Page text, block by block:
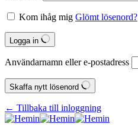
Kom ihåg mig Glömt lösenord?
Logga in
Användarnamn eller e‑postadress
Skaffa nytt lösenord
← Tillbaka till inloggning